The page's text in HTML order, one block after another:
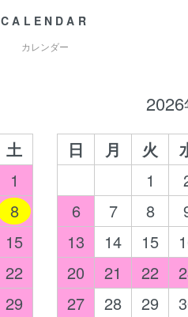
CALENDAR
カレンダー
土
1
8
15
22
29
2026
日 月 火
1
6
7 8
13
14 15
20
21 22
27
28 29